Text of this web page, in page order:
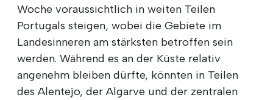
Woche voraussichtlich in weiten Teilen
Portugals steigen, wobei die Gebiete im
Landesinneren am stärksten betroffen sein
werden. Während es an der Küste relativ
angenehm bleiben dürfte, könnten in Teilen
des Alentejo, der Algarve und der zentralen